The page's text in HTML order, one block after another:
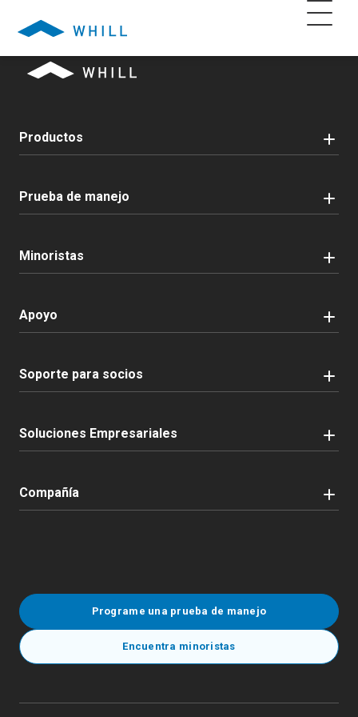
Productos
Prueba de manejo
Minoristas
Apoyo
Soporte para socios
Soluciones Empresariales
Compañía
Programe una prueba de manejo
Encuentra minoristas